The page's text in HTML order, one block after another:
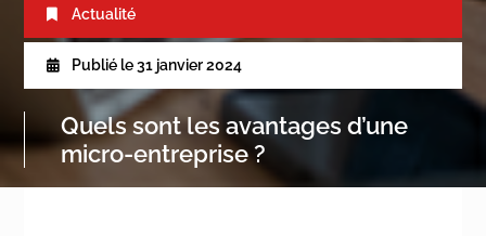
Actualité
Publié le 31 janvier 2024
Quels sont les avantages d’une
micro-entreprise ?